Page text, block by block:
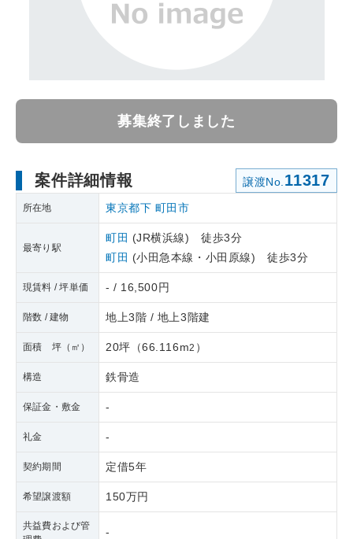
募集終了しました
案件詳細情報 譲渡No. 11317
所在地 東京都下 町田市
最寄り駅
町田 (JR横浜線) 徒歩3分
町田 (小田急本線・小田原線) 徒歩3分
現賃料 / 坪単価 - / 16,500円
階数 / 建物 地上3階 / 地上3階建
面積 坪（㎡） 20坪 （66.116m2 ）
構造 鉄骨造
保証金・敷金 -
礼金 -
契約期間 定借5年
希望譲渡額 150万円
共益費および管
-